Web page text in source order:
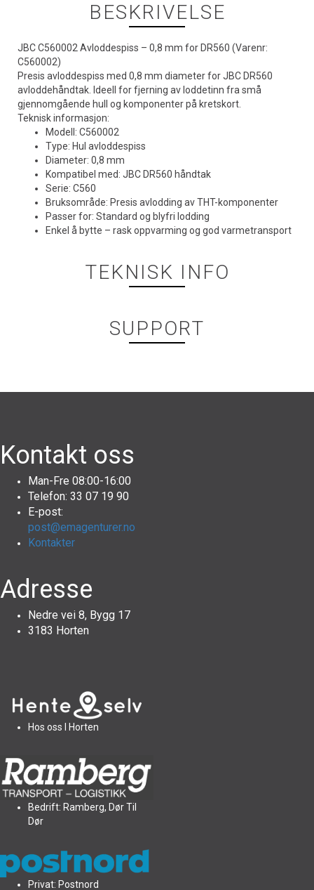
BESKRIVELSE
JBC C560002 Avloddespiss – 0,8 mm for DR560 (Varenr:
C560002)
Presis avloddespiss med 0,8 mm diameter for JBC DR560
avloddehåndtak. Ideell for fjerning av loddetinn fra små
gjennomgående hull og komponenter på kretskort.
Teknisk informasjon:
Modell: C560002
Type: Hul avloddespiss
Diameter: 0,8 mm
Kompatibel med: JBC DR560 håndtak
Serie: C560
Bruksområde: Presis avlodding av THT-komponenter
Passer for: Standard og blyfri lodding
Enkel å bytte – rask oppvarming og god varmetransport
TEKNISK INFO
SUPPORT
Kontakt oss
Man-Fre 08:00-16:00
Telefon: 33 07 19 90
E-post:
post@emagenturer.no
Kontakter
Adresse
Nedre vei 8, Bygg 17
3183 Horten
Hos oss I Horten
Bedrift: Ramberg, Dør Til
Dør
Privat: Postnord